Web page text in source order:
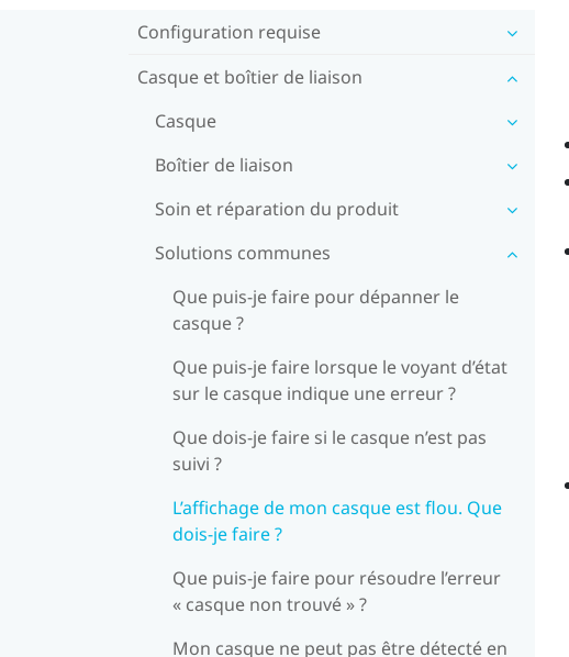
Configuration requise
Casque et boîtier de liaison
Casque
Boîtier de liaison
Soin et réparation du produit
Solutions communes
Que puis-je faire pour dépanner le
casque ?
Que puis-je faire lorsque le voyant d’état
sur le casque indique une erreur ?
Que dois-je faire si le casque n’est pas
suivi ?
L’affichage de mon casque est flou. Que
dois-je faire ?
Que puis-je faire pour résoudre l’erreur
« casque non trouvé » ?
Mon casque ne peut pas être détecté en